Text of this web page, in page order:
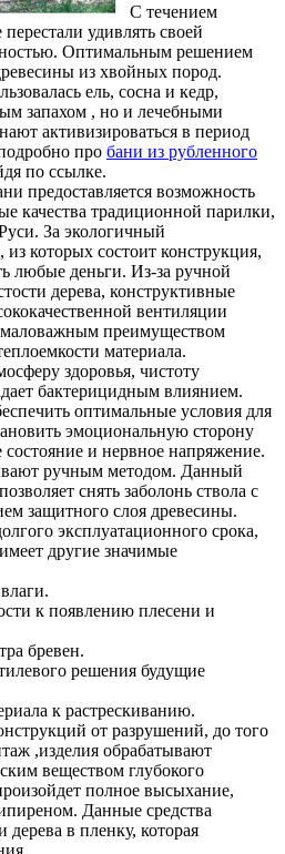
С течением
удивлять своей
Оптимальным решением
из хвойных пород.
ель, сосна и кедр,
запахом , но и лечебными
активизироваться в период
про бани из рубленного
по ссылке.
предоставляется возможность
качества традиционной парилки,
За экологичный
из которых состоит конструкция,
любые деньги. Из-за ручной
дерева, конструктивные
вентиляции
преимуществом
материала.
здоровья, чистоту
бактерицидным влиянием.
оптимальные условия для
эмоциональную сторону
состояние и нервное напряжение.
ручным методом. Данный
снять заболонь ствола с
защитного слоя древесины.
эксплуатационного срока,
другие значимые
к появлению плесени и
бревен.
решения будущие
к растрескиванию.
от разрушений, до того
,изделия обрабатывают
веществом глубокого
полное высыхание,
Данные средства
дерева в пленку, которая